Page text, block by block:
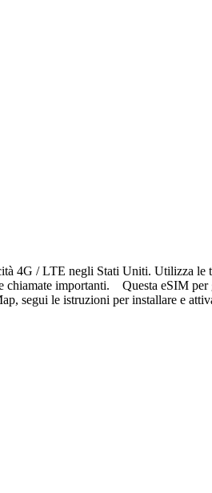
4G / LTE negli Stati Uniti. Utilizza
chiamate importanti. Questa eSIM
segui le istruzioni per installare e